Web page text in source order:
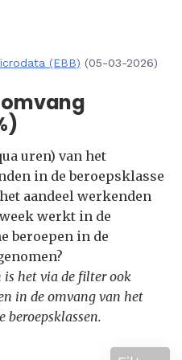
(EBB) (05-03-2026)
uren) van het
in de beroepsklasse
aandeel werkenden
werkt in de
beroepen in de
is het via de filter ook
in de omvang van het
beroepsklassen.